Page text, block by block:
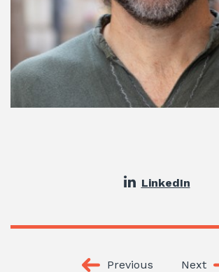
LinkedIn
Previous Next